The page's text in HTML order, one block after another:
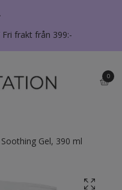
frakt från 399:-
0
Gel, 390 ml